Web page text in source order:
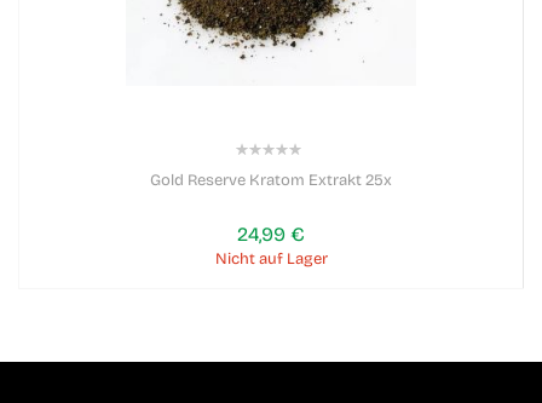
Gold Reserve Kratom Extrakt 25x
24,99 €
Nicht auf Lager